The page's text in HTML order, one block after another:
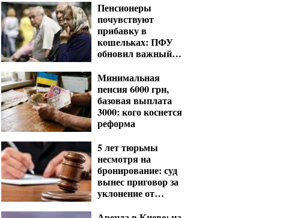
Пенсионеры
почувствуют
прибавку в
кошельках: ПФУ
обновил важный
расчета выплат
Минимальная
пенсия 6000 грн,
базовая выплата
3000: кого коснется
реформа
5 лет тюрьмы
несмотря на
бронирование: суд
вынес приговор за
уклонение от